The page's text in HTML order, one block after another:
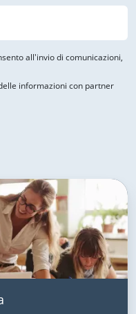
all'invio di comunicazioni,
informazioni con partner